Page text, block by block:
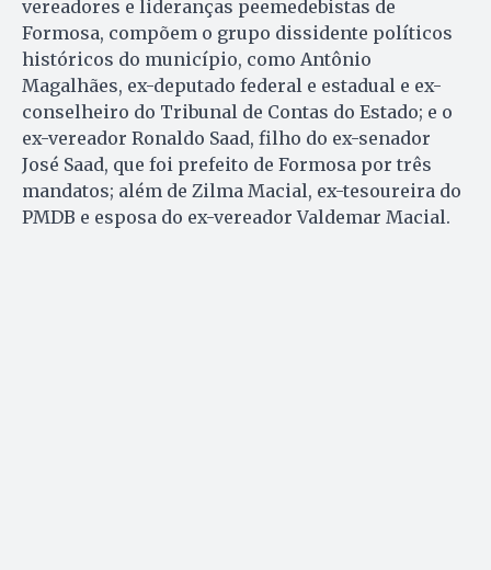
vereadores e lideranças peemedebistas de
Formosa, compõem o grupo dissidente políticos
históricos do município, como Antônio
Magalhães, ex-deputado federal e estadual e ex-
conselheiro do Tribunal de Contas do Estado; e o
ex-vereador Ronaldo Saad, filho do ex-senador
José Saad, que foi prefeito de Formosa por três
mandatos; além de Zilma Macial, ex-tesoureira do
PMDB e esposa do ex-vereador Valdemar Macial.